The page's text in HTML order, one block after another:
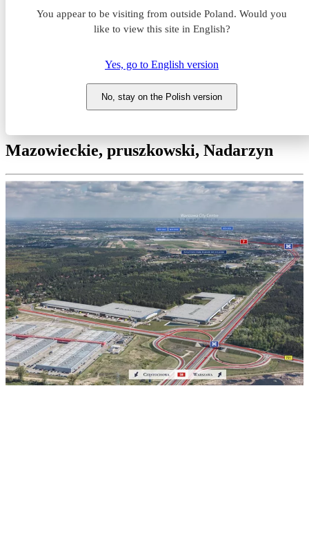
You appear to be visiting from outside Poland. Would you
like to view this site in English?
Yes, go to English version
No, stay on the Polish version
Nadarzyn
Panattoni Park Warsaw South IV
Magazyn do wynajęcia
Panattoni Park Warsaw South
Mazowieckie, pruszkowski, Nadarzyn